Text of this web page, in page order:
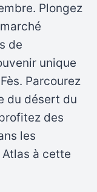
Plongez
de
unique
Parcourez
du désert du
des
les
à cette